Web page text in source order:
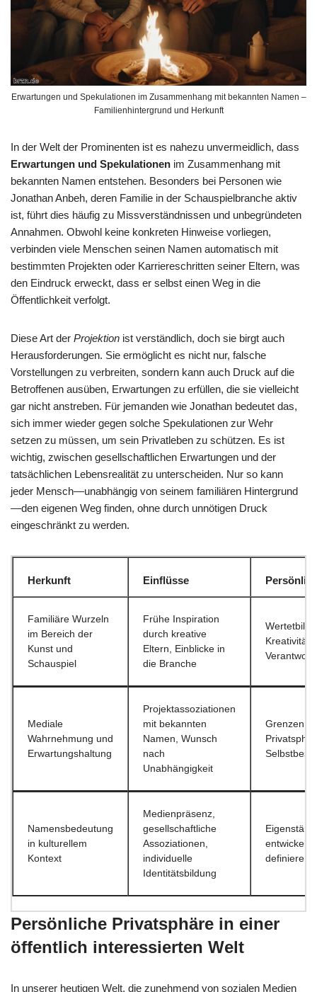
Erwartungen und Spekulationen im Zusammenhang mit bekannten Namen –
Familienhintergrund und Herkunft
In der Welt der Prominenten ist es nahezu unvermeidlich, dass
Erwartungen und Spekulationen im Zusammenhang mit
bekannten Namen entstehen. Besonders bei Personen wie
Jonathan Anbeh, deren Familie in der Schauspielbranche aktiv
ist, führt dies häufig zu Missverständnissen und unbegründeten
Annahmen. Obwohl keine konkreten Hinweise vorliegen,
verbinden viele Menschen seinen Namen automatisch mit
bestimmten Projekten oder Karriereschritten seiner Eltern, was
den Eindruck erweckt, dass er selbst einen Weg in die
Öffentlichkeit verfolgt.
Diese Art der Projektion ist verständlich, doch sie birgt auch
Herausforderungen. Sie ermöglicht es nicht nur, falsche
Vorstellungen zu verbreiten, sondern kann auch Druck auf die
Betroffenen ausüben, Erwartungen zu erfüllen, die sie vielleicht
gar nicht anstreben. Für jemanden wie Jonathan bedeutet das,
sich immer wieder gegen solche Spekulationen zur Wehr
setzen zu müssen, um sein Privatleben zu schützen. Es ist
wichtig, zwischen gesellschaftlichen Erwartungen und der
tatsächlichen Lebensrealität zu unterscheiden. Nur so kann
jeder Mensch—unabhängig von seinem familiären Hintergrund
—den eigenen Weg finden, ohne durch unnötigen Druck
eingeschränkt zu werden.
Herkunft Einflüsse
Familiäre Wurzeln
im Bereich der
Kunst und
Schauspiel
Frühe Inspiration
durch kreative
Eltern, Einblicke in
die Branche
Mediale
Wahrnehmung und
Erwartungshaltung
Projektassoziationen
mit bekannten
Namen, Wunsch
nach
Unabhängigkeit
Grenzen
Namensbedeutung
in kulturellem
Kontext
Medienpräsenz,
gesellschaftliche
Assoziationen,
individuelle
Identitätsbildung
definieren
Persönliche Privatsphäre in einer
öffentlich interessierten Welt
In unserer heutigen Welt, die zunehmend von sozialen Medien